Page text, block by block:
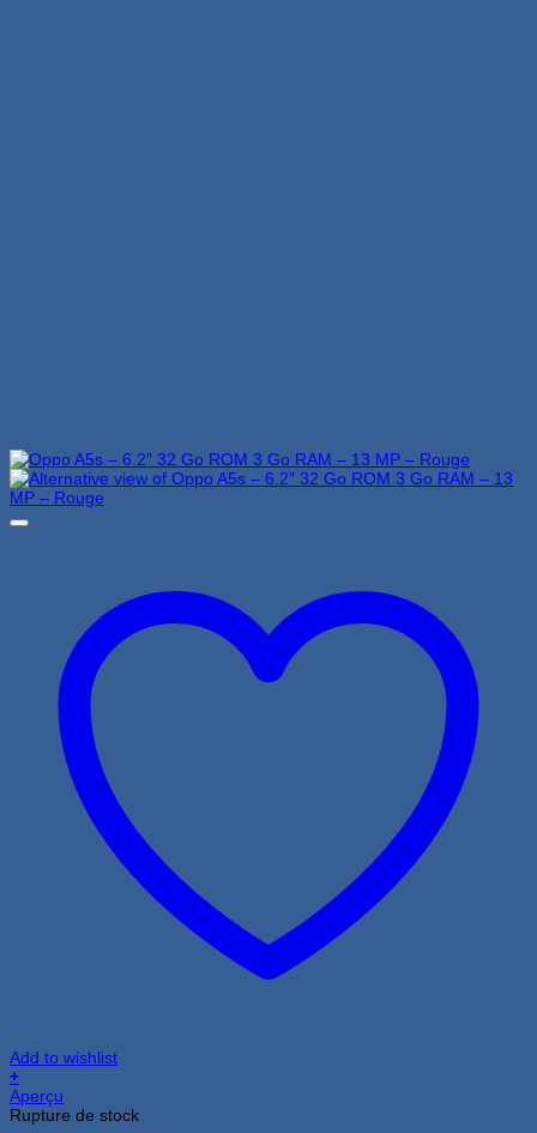
Add to wishlist
+
Aperçu
Rupture de stock